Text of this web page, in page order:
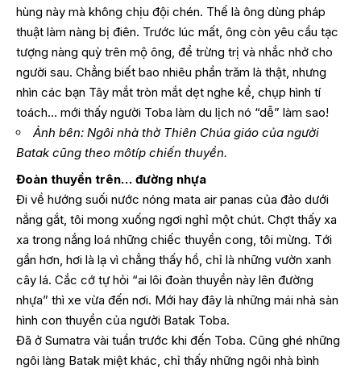
hùng này mà không chịu đội chén. Thế là ông dùng pháp
thuật làm nàng bị điên. Trước lúc mất, ông còn yêu cầu tạc
tượng nàng quỳ trên mộ ông, để trừng trị và nhắc nhở cho
người sau. Chẳng biết bao nhiêu phần trăm là thật, nhưng
nhìn các bạn Tây mắt tròn mắt dẹt nghe kể, chụp hình tí
toách… mới thấy người Toba làm du lịch nó “dễ” làm sao!
Ảnh bên: Ngôi nhà thờ Thiên Chúa giáo của người
Batak cũng theo môtíp chiến thuyền.
Đoàn thuyền trên… đường nhựa
Đi về hướng suối nước nóng mata air panas của đảo dưới
nắng gắt, tôi mong xuống ngơi nghỉ một chút. Chợt thấy xa
xa trong nắng loá những chiếc thuyền cong, tôi mừng. Tới
gần hơn, hơi là lạ vì chẳng thấy hồ, chỉ là những vườn xanh
cây lá. Cắc cớ tự hỏi “ai lôi đoàn thuyền này lên đường
nhựa” thì xe vừa đến nơi. Mới hay đây là những mái nhà sàn
hình con thuyền của người Batak Toba.
Đã ở Sumatra vài tuần trước khi đến Toba. Cũng ghé những
ngôi làng Batak miệt khác, chỉ thấy những ngôi nhà bình